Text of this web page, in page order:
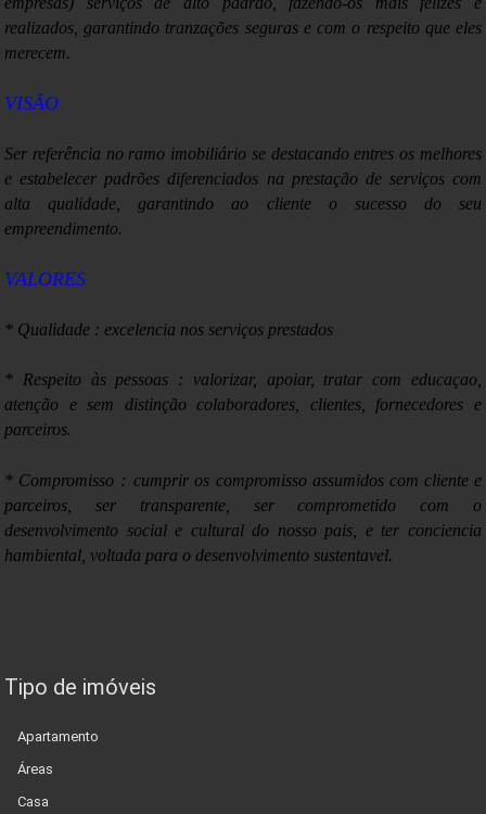
realizados, garantindo tranzações seguras e com o respeito que eles
merecem.
VISÃO
Ser referência no ramo imobiliário se destacando entres os melhores
e estabelecer padrões diferenciados na prestação de serviços com
alta qualidade, garantindo ao cliente o sucesso do seu
empreendimento.
VALORES
* Qualidade : excelencia nos serviços prestados
* Respeito às pessoas : valorizar, apoiar, tratar com educaçao,
atenção e sem distinção colaboradores, clientes, fornecedores e
parceiros.
* Compromisso : cumprir os compromisso assumidos com cliente e
parceiros, ser transparente, ser comprometido com o
desenvolvimento social e cultural do nosso pais, e ter conciencia
hambiental, voltada para o desenvolvimento sustentavel.
Tipo de imóveis
Apartamento
Áreas
Casa